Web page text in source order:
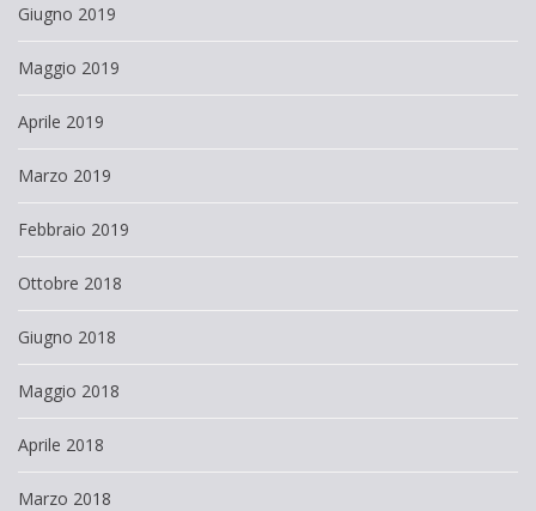
Giugno 2019
Maggio 2019
Aprile 2019
Marzo 2019
Febbraio 2019
Ottobre 2018
Giugno 2018
Maggio 2018
Aprile 2018
Marzo 2018